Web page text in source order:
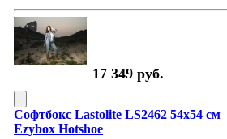
17 349 руб.
Софтбокс Lastolite LS2462 54х54 см
Ezybox Hotshoe